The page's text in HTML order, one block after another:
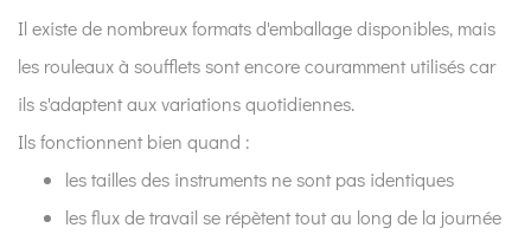
Il existe de nombreux formats d'emballage disponibles, mais
les rouleaux à soufflets sont encore couramment utilisés car
ils s'adaptent aux variations quotidiennes.
Ils fonctionnent bien quand :
les tailles des instruments ne sont pas identiques
les flux de travail se répètent tout au long de la journée